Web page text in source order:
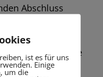
Abschluss
in der
Das
🎨✨ Unsere
das zu Recht!
ist es für uns
Einige
um die